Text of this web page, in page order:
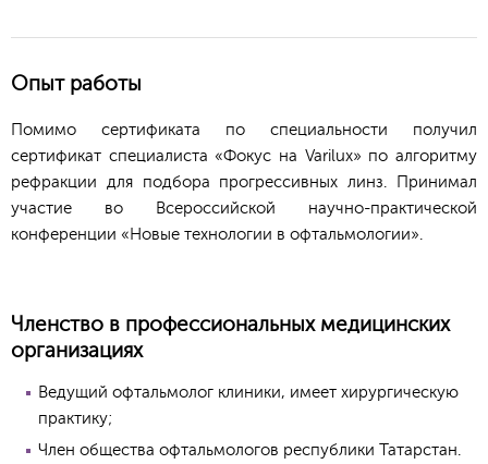
Опыт работы
Помимо сертификата по специальности получил
сертификат специалиста «Фокус на Varilux» по алгоритму
рефракции для подбора прогрессивных линз. Принимал
участие во
Всероссийской научно-практической
конференции «Новые технологии в офтальмологии».
Членство в профессиональных медицинских
организациях
Ведущий офтальмолог клиники, имеет хирургическую
практику;
Член общества офтальмологов республики Татарстан.